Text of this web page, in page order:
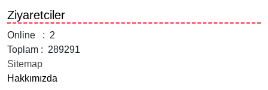
Ziyaretciler
Online : 2
Toplam : 289291
Sitemap
Hakkımızda